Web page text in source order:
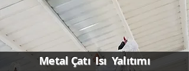
Metal Çatı Isı Yalıtımı